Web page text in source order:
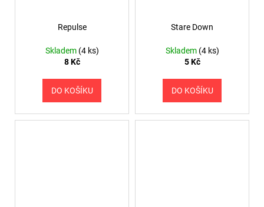
Repulse
Skladem (4 ks)
8 Kč
DO KOŠÍKU
Stare Down
Skladem (4 ks)
5 Kč
DO KOŠÍKU